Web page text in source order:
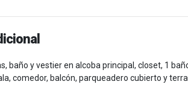
baño y vestier en alcoba principal, closet, 1
comedor, balcón, parqueadero cubierto y